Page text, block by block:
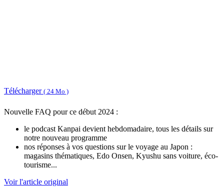
Télécharger ( 24 Mo )
Nouvelle FAQ pour ce début 2024 :
le podcast Kanpai devient hebdomadaire, tous les détails sur
notre nouveau programme
nos réponses à vos questions sur le voyage au Japon :
magasins thématiques, Edo Onsen, Kyushu sans voiture, éco-
tourisme...
Voir l'article original